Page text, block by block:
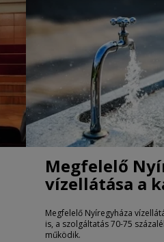
Megfelelő
vízellátása a
Megfelelő Nyíregyháza
is, a szolgáltatás 70-75
működik.